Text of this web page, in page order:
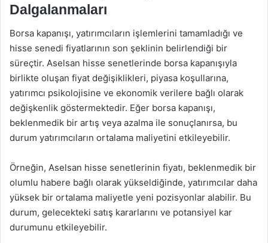
Dalgalanmaları
Borsa kapanışı, yatırımcıların işlemlerini tamamladığı ve
hisse senedi fiyatlarının son şeklinin belirlendiği bir
süreçtir. Aselsan hisse senetlerinde borsa kapanışıyla
birlikte oluşan fiyat değişiklikleri, piyasa koşullarına,
yatırımcı psikolojisine ve ekonomik verilere bağlı olarak
değişkenlik göstermektedir. Eğer borsa kapanışı,
beklenmedik bir artış veya azalma ile sonuçlanırsa, bu
durum yatırımcıların ortalama maliyetini etkileyebilir.
Örneğin, Aselsan hisse senetlerinin fiyatı, beklenmedik bir
olumlu habere bağlı olarak yükseldiğinde, yatırımcılar daha
yüksek bir ortalama maliyetle yeni pozisyonlar alabilir. Bu
durum, gelecekteki satış kararlarını ve potansiyel kar
durumunu etkileyebilir.